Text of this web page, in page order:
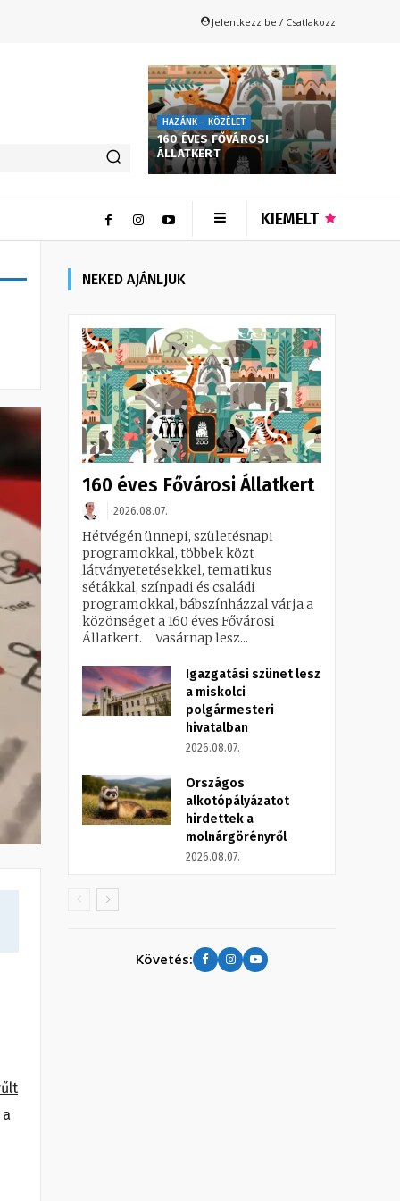
Jelentkezz be / Csatlakozz
HAZÁNK - KÖZÉLET
160 ÉVES FŐVÁROSI
ÁLLATKERT
KIEMELT
NEKED AJÁNLJUK
160 éves Fővárosi Állatkert
2026.08.07.
Hétvégén ünnepi, születésnapi
programokkal, többek közt
látványetetésekkel, tematikus
sétákkal, színpadi és családi
programokkal, bábszínházzal várja a
közönséget a 160 éves Fővárosi
Állatkert. Vasárnap lesz...
Igazgatási szünet lesz
a miskolci
polgármesteri
hivatalban
2026.08.07.
Országos
alkotópályázatot
hirdettek a
molnárgörényről
2026.08.07.
Követés: